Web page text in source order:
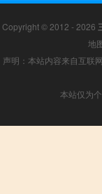
Copyright © 2012 - 2026
地
声明：本站内容来自互联
本站仅为